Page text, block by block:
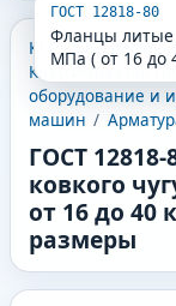
ГОСТ 12818-80
Фланцы литые
МПа ( от 16 до
КГС -
Классификатор
оборудование и
машин /
ГОСТ 12818-
ковкого
от 16 до 40
размеры